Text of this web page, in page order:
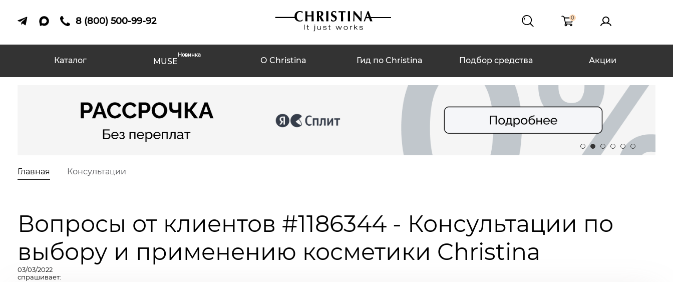
8 (800) 500-99-92 0
Каталог MUSE
Новинка
О Christina Гид по Christina Подбор средства Акции
Главная Консультации
Вопросы от клиентов #1186344 - Консультации по
выбору и применению косметики Christina
03/03/2022
спрашивает: